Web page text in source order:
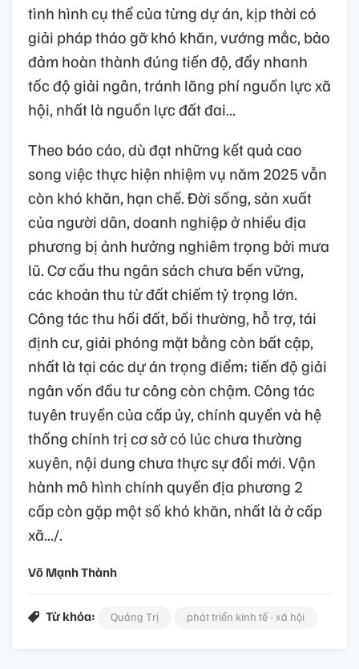
tình hình cụ thể của từng dự án, kịp thời có
giải pháp tháo gỡ khó khăn, vướng mắc, bảo
đảm hoàn thành đúng tiến độ, đẩy nhanh
tốc độ giải ngân, tránh lãng phí nguồn lực xã
hội, nhất là nguồn lực đất đai...
Theo báo cáo, dù đạt những kết quả cao
song việc thực hiện nhiệm vụ năm 2025 vẫn
còn khó khăn, hạn chế. Đời sống, sản xuất
của người dân, doanh nghiệp ở nhiều địa
phương bị ảnh hưởng nghiêm trọng bởi mưa
lũ. Cơ cấu thu ngân sách chưa bền vững,
các khoản thu từ đất chiếm tỷ trọng lớn.
Công tác thu hồi đất, bồi thường, hỗ trợ, tái
định cư, giải phóng mặt bằng còn bất cập,
nhất là tại các dự án trọng điểm; tiến độ giải
ngân vốn đầu tư công còn chậm. Công tác
tuyên truyền của cấp ủy, chính quyền và hệ
thống chính trị cơ sở có lúc chưa thường
xuyên, nội dung chưa thực sự đổi mới. Vận
hành mô hình chính quyền địa phương 2
cấp còn gặp một số khó khăn, nhất là ở cấp
xã.../.
Võ Mạnh Thành
Từ khóa: Quảng Trị phát triển kinh tế - xã hội